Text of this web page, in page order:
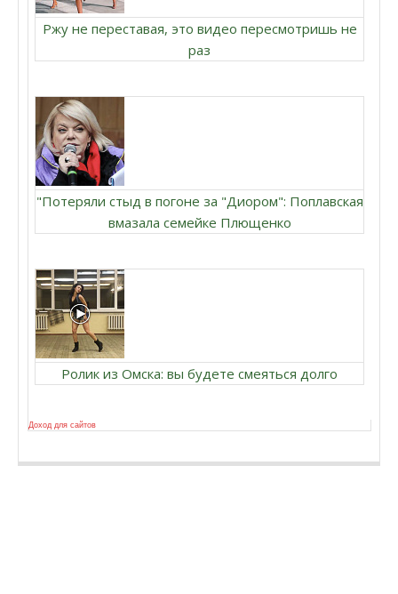
Ржу не переставая, это видео пересмотришь не
раз
"Потеряли стыд в погоне за "Диором": Поплавская
вмазала семейке Плющенко
Ролик из Омска: вы будете смеяться долго
Доход для сайтов